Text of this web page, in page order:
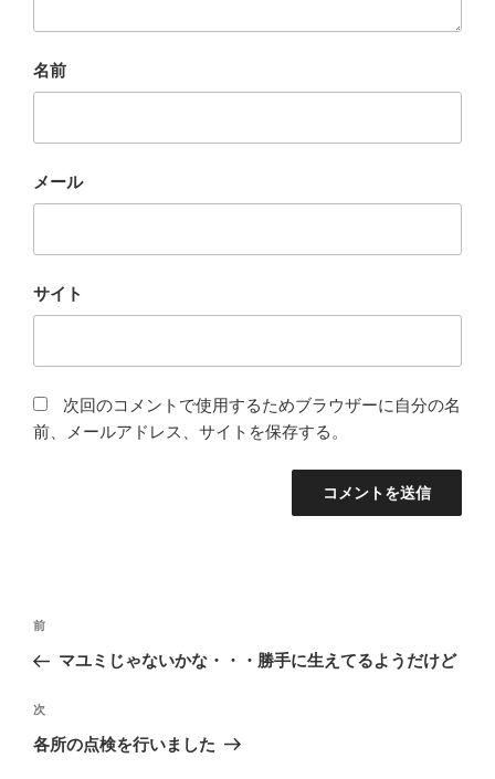
名前
メール
サイト
次回のコメントで使用するためブラウザーに自分の名
前、メールアドレス、サイトを保存する。
投
ナ
ビ
ゲ
前
の
稿
前
マユミじゃないかな・・・勝手に生えてるようだけど
次
の
次
各所の点検を行いました